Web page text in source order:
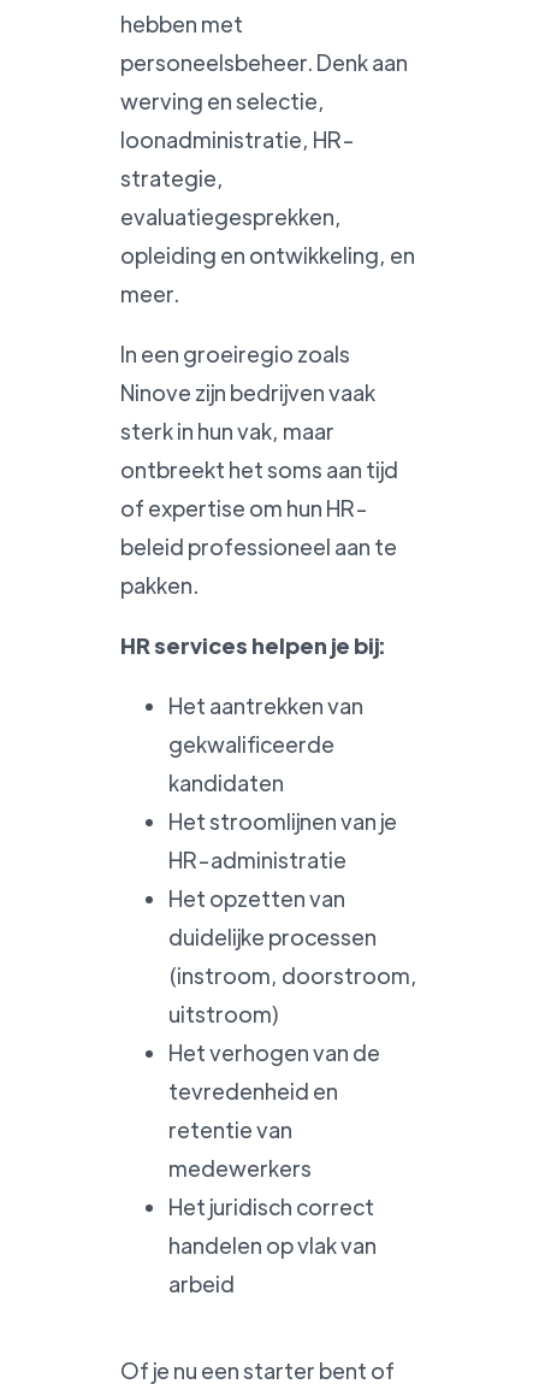
hebben met
personeelsbeheer. Denk aan
werving en selectie,
loonadministratie, HR-
strategie,
evaluatiegesprekken,
opleiding en ontwikkeling, en
meer.
In een groeiregio zoals
Ninove zijn bedrijven vaak
sterk in hun vak, maar
ontbreekt het soms aan tijd
of expertise om hun HR-
beleid professioneel aan te
pakken.
HR services helpen je bij:
Het aantrekken van
gekwalificeerde
kandidaten
Het stroomlijnen van je
HR-administratie
Het opzetten van
duidelijke processen
(instroom, doorstroom,
uitstroom)
Het verhogen van de
tevredenheid en
retentie van
medewerkers
Het juridisch correct
handelen op vlak van
arbeid
Of je nu een starter bent of